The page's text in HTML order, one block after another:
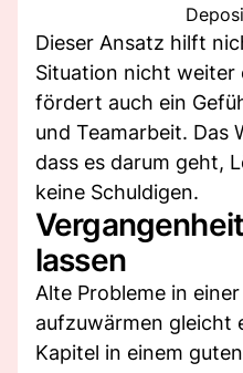
Dieser Ansatz hilft
Situation nicht weiter
fördert auch ein
und Teamarbeit. Das
dass es darum geht,
keine Schuldigen.
lassen
Alte Probleme in einer
aufzuwärmen gleicht
Kapitel in einem